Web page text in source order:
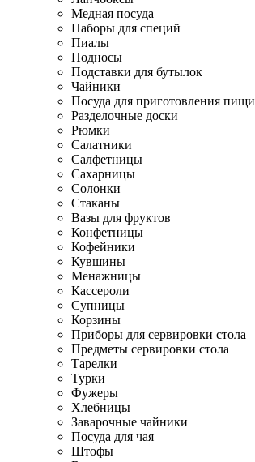
Медная посуда
Наборы для специй
Пиалы
Подносы
Подставки для бутылок
Чайники
Посуда для приготовления пищи
Разделочные доски
Рюмки
Салатники
Салфетницы
Сахарницы
Солонки
Стаканы
Вазы для фруктов
Конфетницы
Кофейники
Кувшины
Менажницы
Кассероли
Супницы
Корзины
Приборы для сервировки стола
Предметы сервировки стола
Тарелки
Турки
Фужеры
Хлебницы
Заварочные чайники
Посуда для чая
Штофы